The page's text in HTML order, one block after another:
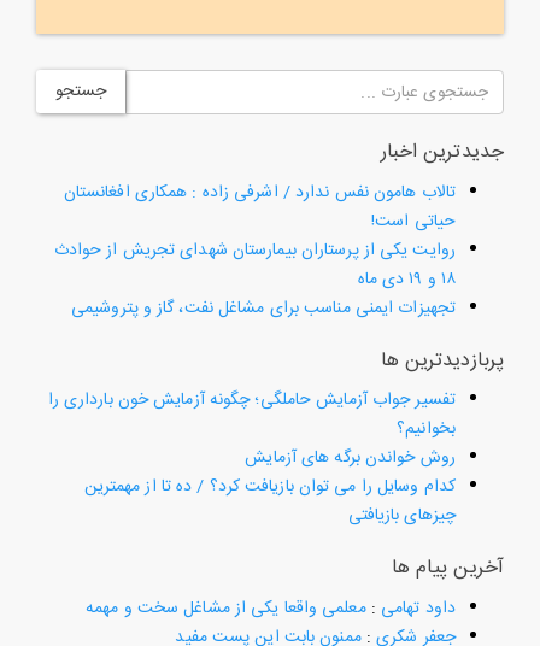
جستجو
جدیدترین اخبار
تالاب هامون نفس ندارد / اشرفی زاده : همکاری افغانستان
حیاتی است!
روایت یکی از پرستاران بیمارستان شهدای تجریش از حوادث
تجهیزات ایمنی مناسب برای مشاغل نفت، گاز و پتروشیمی
پربازدیدترین ها
تفسیر جواب آزمایش حاملگی؛ چگونه آزمایش خون بارداری را
بخوانیم؟
روش خواندن برگه های آزمایش
کدام وسایل را می توان بازیافت کرد؟ / ده تا از مهمترین
چیزهای بازیافتی
آخرین پیام ها
داود تهامی:معلمی واقعا یکی از مشاغل سخت و مهمه
جعفر شکری:ممنون بابت این پست مفید